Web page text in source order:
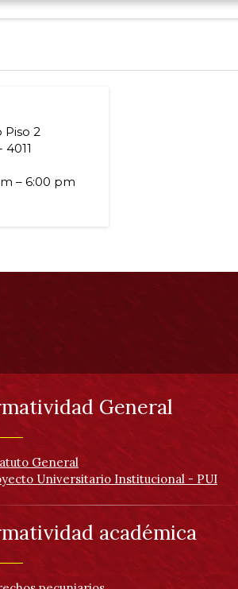
Piso 2
– 6:00 pm
General
General
Universitario Institucional - PUI
académica